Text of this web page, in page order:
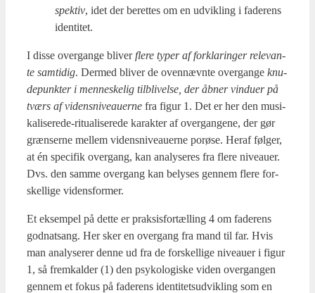
spek­tiv, idet der beret­tes om en udvik­ling i fade­rens
iden­ti­tet.
I dis­se over­gan­ge bli­verfle­re typer af for­kla­rin­ger rele­van­
te sam­ti­dig. Der­med bli­ver de oven­nævn­te over­gan­ge knu­
de­punk­ter i men­ne­ske­lig til­bli­vel­se, der åbner vin­du­er på
tværs af videns­ni­veau­er­ne fra figur 1. Det er her den musi­
ka­li­se­re­de-ritu­a­li­se­re­de karak­ter af over­gan­ge­ne, der gør
græn­ser­ne mel­lem videns­ni­veau­er­ne por­ø­se. Her­af føl­ger,
at én spe­ci­fik over­gang, kan ana­ly­se­res fra fle­re niveau­er.
Dvs. den sam­me over­gang kan bely­ses gen­nem fle­re for­
skel­li­ge videns­for­mer.
Et eksem­pel på det­te er prak­sis­for­tæl­ling 4 om fade­rens
god­natsang. Her sker en over­gang fra mand til far. Hvis
man ana­ly­se­rer den­ne ud fra de for­skel­li­ge niveau­er i figur
1, så frem­kal­der (1) den psy­ko­lo­gi­ske viden over­gan­gen
gen­nem et fokus på fade­rens iden­ti­tets­ud­vik­ling som en